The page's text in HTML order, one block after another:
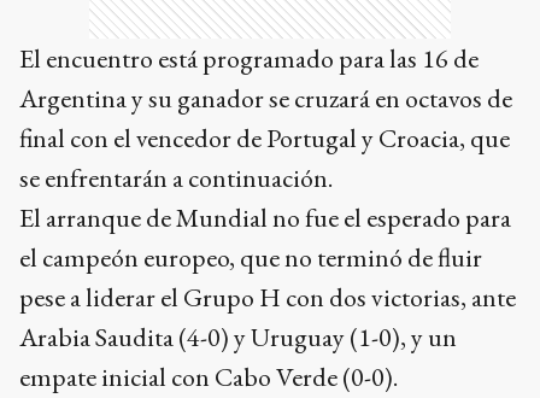
El encuentro está programado para las 16 de
Argentina y su ganador se cruzará en octavos de
final con el vencedor de Portugal y Croacia, que
se enfrentarán a continuación.
El arranque de Mundial no fue el esperado para
el campeón europeo, que no terminó de fluir
pese a liderar el Grupo H con dos victorias, ante
Arabia Saudita (4-0) y Uruguay (1-0), y un
empate inicial con Cabo Verde (0-0).